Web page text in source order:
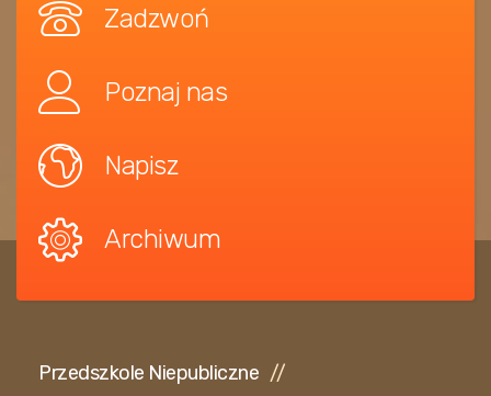
Zadzwoń
Poznaj nas
Napisz
Archiwum
Przedszkole Niepubliczne